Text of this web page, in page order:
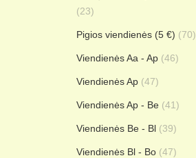
(23)
Pigios viendienės (5 €) (70)
Viendienės Aa - Ap (46)
Viendienės Ap (47)
Viendienės Ap - Be (41)
Viendienės Be - Bl (39)
Viendienės Bl - Bo (47)